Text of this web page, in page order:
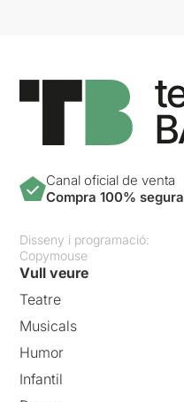
Canal oficial de venta
Compra 100% segura
Disseny i programació:
Copymouse
Vull veure
Teatre
Musicals
Humor
Infantil